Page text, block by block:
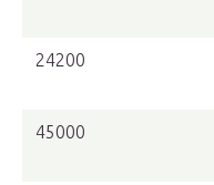
24200
45000